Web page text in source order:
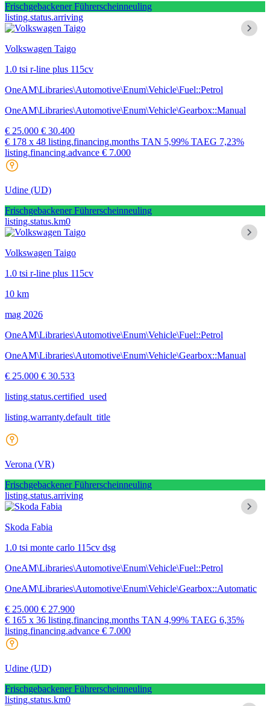
Frischgebackener Führerscheinneuling
listing.status.arriving
Volkswagen Taigo
1.0 tsi r-line plus 115cv
OneAM\Libraries\Automotive\Enum\Vehicle\Fuel::Petrol
OneAM\Libraries\Automotive\Enum\Vehicle\Gearbox::Manual
€ 25.000 € 30.400
€ 178 x 48 listing.financing.months TAN 5,99% TAEG 7,23%
listing.financing.advance € 7.000
Udine (UD)
Frischgebackener Führerscheinneuling
listing.status.km0
Volkswagen Taigo
1.0 tsi r-line plus 115cv
10 km
mag 2026
OneAM\Libraries\Automotive\Enum\Vehicle\Fuel::Petrol
OneAM\Libraries\Automotive\Enum\Vehicle\Gearbox::Manual
€ 25.000 € 30.533
listing.status.certified_used
listing.warranty.default_title
Verona (VR)
Frischgebackener Führerscheinneuling
listing.status.arriving
Skoda Fabia
1.0 tsi monte carlo 115cv dsg
OneAM\Libraries\Automotive\Enum\Vehicle\Fuel::Petrol
OneAM\Libraries\Automotive\Enum\Vehicle\Gearbox::Automatic
€ 25.000 € 27.900
€ 165 x 36 listing.financing.months TAN 4,99% TAEG 6,35%
listing.financing.advance € 7.000
Udine (UD)
Frischgebackener Führerscheinneuling
listing.status.km0